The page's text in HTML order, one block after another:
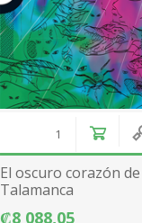
El oscuro corazón de
Talamanca
₡8 088,05